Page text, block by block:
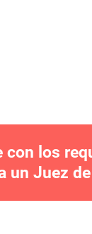
con los
un Juez